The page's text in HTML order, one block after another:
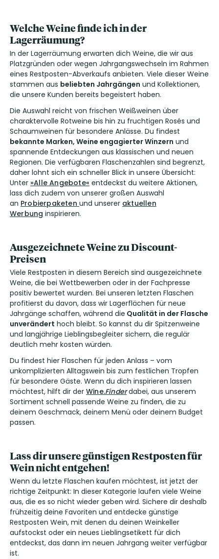
Welche Weine finde ich in der
Lagerräumung?
In der Lagerräumung erwarten dich Weine, die wir aus
Platzgründen oder wegen Jahrgangswechseln im Rahmen
eines Restposten-Abverkaufs anbieten. Viele dieser Weine
stammen aus beliebten Jahrgängen und Kollektionen,
die unsere Kunden bereits begeistert haben.
Die Auswahl reicht von frischen Weißweinen über
charaktervolle Rotweine bis hin zu fruchtigen Rosés und
Schaumweinen für besondere Anlässe. Du findest
bekannte Marken, Weine engagierter Winzern und
spannende Entdeckungen aus klassischen und neuen
Regionen. Die verfügbaren Flaschenzahlen sind begrenzt,
daher lohnt sich ein schneller Blick in unsere Übersicht:
Unter »Alle Angebote« entdeckst du weitere Aktionen,
lass dich zudem von unserer großen Auswahl
an Probierpaketen und unserer aktuellen
Werbung inspirieren.
Ausgezeichnete Weine zu Discount-
Preisen
Viele Restposten in diesem Bereich sind ausgezeichnete
Weine, die bei Wettbewerben oder in der Fachpresse
positiv bewertet wurden. Bei unseren letzten Flaschen
profitierst du davon, dass wir Lagerflächen für neue
Jahrgänge schaffen, während die Qualität in der Flasche
unverändert hoch bleibt. So kannst du dir Spitzenweine
und langjährige Lieblingsbegleiter sichern, die regulär
deutlich mehr kosten würden.
Du findest hier Flaschen für jeden Anlass – vom
unkomplizierten Alltagswein bis zum festlichen Tropfen
für besondere Gäste. Wenn du dich inspirieren lassen
möchtest, hilft dir der Wine.Finderdabei, aus unserem
Sortiment schnell passende Weine zu finden, die zu
deinem Geschmack, deinem Menü oder deinem Budget
passen.
Lass dir unsere günstigen Restposten für
Wein nicht entgehen!
Wenn du letzte Flaschen kaufen möchtest, ist jetzt der
richtige Zeitpunkt: In dieser Kategorie laufen viele Weine
aus, die es so nicht wieder geben wird. Sichere dir deshalb
frühzeitig deine Favoriten und entdecke günstige
Restposten Wein, mit denen du deinen Weinkeller
aufstockst oder ein neues Lieblingsetikett für dich
entdeckst, das dann im neuen Jahrgang weiter verfügbar
ist.